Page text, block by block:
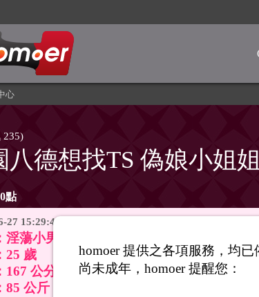
心
235)
八德想找TS 偽娘小姐姐
點
27 15:29:42
淫蕩小男生
25 歲
167 公分
85 公斤
homoer 提供之各項服務，均
尚未成年，homoer 提醒您：